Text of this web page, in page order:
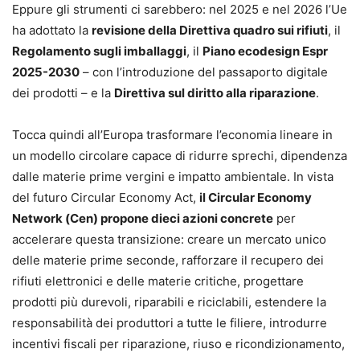
Eppure gli strumenti ci sarebbero: nel 2025 e nel 2026 l’Ue
ha adottato la revisione della Direttiva quadro sui rifiuti, il
Regolamento sugli imballaggi, il Piano ecodesign Espr
2025-2030 – con l’introduzione del passaporto digitale
dei prodotti – e la Direttiva sul diritto alla riparazione.
Tocca quindi all’Europa trasformare l’economia lineare in
un modello circolare capace di ridurre sprechi, dipendenza
dalle materie prime vergini e impatto ambientale. In vista
del futuro Circular Economy Act, il Circular Economy
Network (Cen) propone dieci azioni concrete per
accelerare questa transizione: creare un mercato unico
delle materie prime seconde, rafforzare il recupero dei
rifiuti elettronici e delle materie critiche, progettare
prodotti più durevoli, riparabili e riciclabili, estendere la
responsabilità dei produttori a tutte le filiere, introdurre
incentivi fiscali per riparazione, riuso e ricondizionamento,